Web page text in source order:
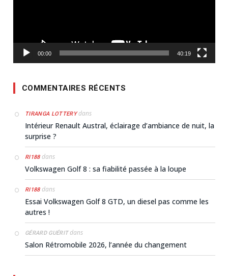
00:00 40:19
COMMENTAIRES RÉCENTS
TIRANGA LOTTERYdans
Intérieur Renault Austral, éclairage d’ambiance de nuit, la
surprise ?
RI188dans
Volkswagen Golf 8 : sa fiabilité passée à la loupe
RI188dans
Essai Volkswagen Golf 8 GTD, un diesel pas comme les
autres !
GÉRARD GUÉRITdans
Salon Rétromobile 2026, l’année du changement